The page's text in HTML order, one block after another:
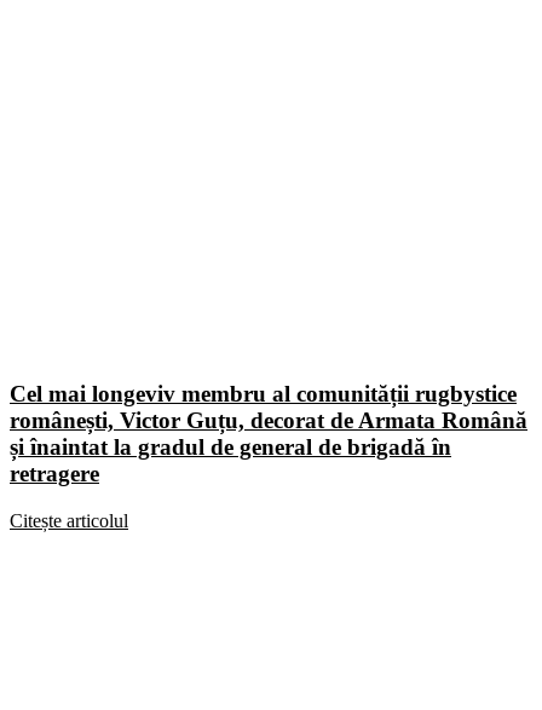
Cel mai longeviv membru al comunității rugbystice
românești, Victor Guțu, decorat de Armata Română
și înaintat la gradul de general de brigadă în
retragere
Citește articolul